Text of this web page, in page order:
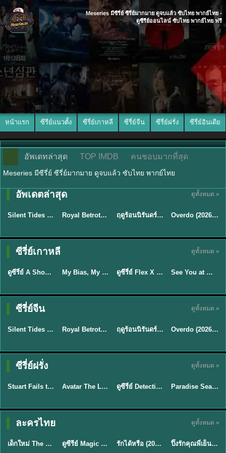
Meseries มีซีรี่ย์ ซีรี่ย์มากมาย ดูจบแล้ว ซับไทย พากย์ไทย -
ดูซีรีย์ออนไลน์ ซับไทย พากย์ไทย ฟรี
หน้าแรก ซีรีย์แนวตั้ง ซีรี่ย์เกาหลี ซีรี่ย์จีน ซีรี่ย์ฝรั่ง ซีรี่ย์อินเดีย
อัพเดทล่าสุด TOP IMDB คนชอบมากที่สุด
Meseries มีซีรี่ย์ ซีรี่ย์มากมาย ดูจบแล้ว ซับไทย พากย์ไทย
อัพเดตล่าสุด ดูทั้งหมด »
★9.5
พากย์ไทย
Silent Tides คลื่นลมลวง (2025) พากย์ไทย ซับไทย EP.1-31 ★9 Royal Betrothal (2026) สัญญาวิวาห์แห่งราชวงศ์ พากย์ไทย ซับไทย EP1-32 ★8.8 ฤดูร้อนนิรันดร์ (2026) Never-Ending Summer พากย์ไทย EP.1-29
ซับไทย
Overdo (2026) รักเกินแค้น พากย์ไทย ซับไทย EP1-33 (จบ)
ซีรี่ย์เกาหลี ดูทั้งหมด »
★8 EP.16
พากย์ไทย
TH EP. 16
ดูซีรี่ย์ A Shop for Killers 2 ร้านลับนักฆ่า ซีซัน 2 (2026) ซับไทย-พากย์ไทย My Bias, My Boss เมื่อเมนฉันเป็นประธานบริษัท (2026) พากย์ไทย ซับไทย EP.1-12 ★8 EP.16
Sub EP. 16 | TH
ดูซีรี่ย์ Flex X Cop คุณชายสายสืบ (2024) พากย์ไทย-ซับไทย EP.1-16 (จบ) ★9
ซับไทย | พากย์
Sub EP. 8 | TH
See You at Work Tomorrow! เจอกันที่ออฟฟิศพรุ่งนี้นะ พากย์ไทย
ซีรี่ย์จีน ดูทั้งหมด »
★9.5
พากย์ไทย
Silent Tides คลื่นลมลวง (2025) พากย์ไทย ซับไทย EP.1-31 ★9 Royal Betrothal (2026) สัญญาวิวาห์แห่งราชวงศ์ พากย์ไทย ซับไทย EP1-32 ★8.8 ฤดูร้อนนิรันดร์ (2026) Never-Ending Summer พากย์ไทย EP.1-29
ซับไทย
Overdo (2026) รักเกินแค้น พากย์ไทย ซับไทย EP1-33 (จบ)
ซีรี่ย์ฝรั่ง ดูทั้งหมด »
★8.8 EP.2
พากย์ไทย
TH EP. 2
Stuart Fails to Save the Universe (2026) สจ๊วตล่มแผนกู้จักรวาล พากย์ไทย EP1-10 ★7.8 EP.7Avatar The Last Airbender 2 เณรน้อยเจ้าอภินิหาร พากย์ไทย EP.9ดูซีรี่ย์ Detective Hole (2026) พากย์ไทย HD ฟรี อัปเดตล่าสุด Netflix EP.8
พากย์ไทย
Paradise Season 2 (2026) พากย์ไทย EP1-8 ดูซีรี่ย์ฝรั่ง HD ครบทุกตอน
ละครไทย ดูทั้งหมด »
★ 8 EP.6
พากย์ไทย
เด็กใหม่ The Reset 2026 EP1-6 พากย์ไทย ดูซีรี่ย์ Netflix ล่าสุด HD ดูซีรีย์ Magic Move (2026) ทำนายทายรัก Thai EP.1-10 HD รักได้หรือ (2026) YOUNG Let's Begin Again พากย์ไทย EP.1-19 ★8
พากย์ไทย
ปิ๊งรักคุณพี่เย็นชา (2026) Frozen Valentine EP.1-10 (จบ)